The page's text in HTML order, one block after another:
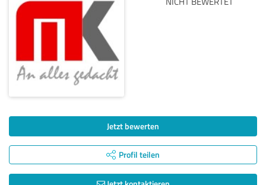
Jetzt bewerten
Profil teilen